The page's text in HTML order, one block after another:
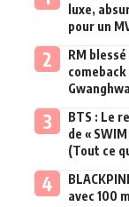
luxe,
pour un
RM
BTS : Le
de «
(Tout ce
avec 100